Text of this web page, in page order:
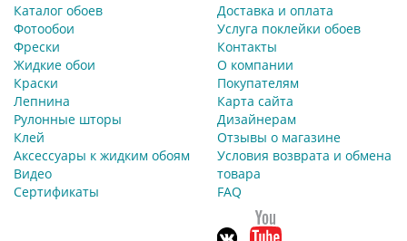
Каталог обоев
Фотообои
Фрески
Жидкие обои
Краски
Лепнина
Рулонные шторы
Клей
Аксессуары к жидким обоям
Видео
Сертификаты
Доставка и оплата
Услуга поклейки обоев
Контакты
О компании
Покупателям
Карта сайта
Дизайнерам
Отзывы о магазине
Условия возврата и обмена
товара
FAQ